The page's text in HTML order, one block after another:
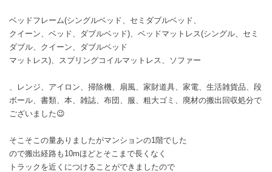
ベッドフレーム(シングルベッド、セミダブルベッド、
クイーン、ベッド、ダブルベッド)、ベッドマットレス(シングル、セミ
ダブル、クイーン、ダブルベッド
マットレス)、スプリングコイルマットレス、ソファー
、レンジ、アイロン、掃除機、扇風、家財道具、家電、生活雑貨品、段
ボール、書類、本、雑誌、布団、服、粗大ゴミ、廃材の搬出回収処分で
ございました😉
そこそこの量ありましたがマンションの1階でした
ので搬出経路も10mほどとそこまで長くなく
トラックを近くにつけることができましたので